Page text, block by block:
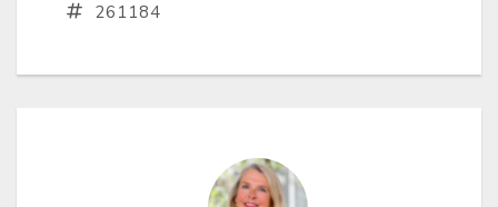
261184